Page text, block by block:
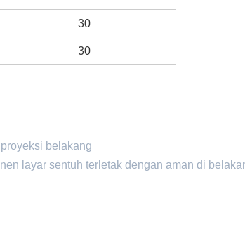
30
30
belakang
layar sentuh terletak dengan aman di